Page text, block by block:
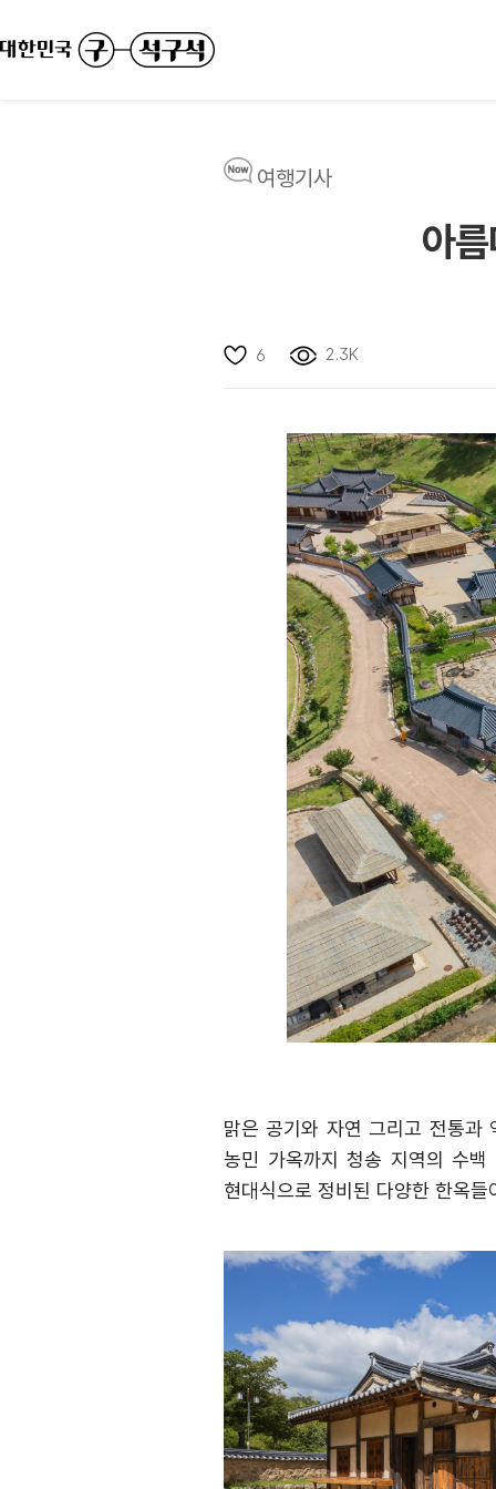
여행기사
아
6 2.3K
맑은 공기와 자연 그리고 전통과
농민 가옥까지 청송 지역의 수
현대식으로 정비된 다양한 한옥들